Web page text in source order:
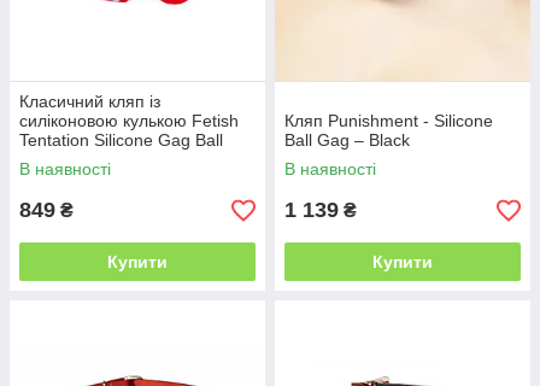
Класичний кляп із
силіконовою кулькою Fetish
Tentation Silicone Gag Ball
Red
В наявності
849 ₴
Купити
Кляп Punishment - Silicone
Ball Gag – Black
В наявності
1 139 ₴
Купити